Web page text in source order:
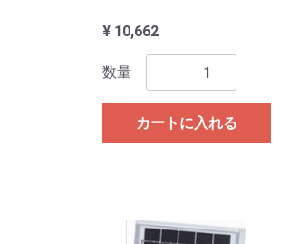
¥ 10,662
数量
カートに入れる